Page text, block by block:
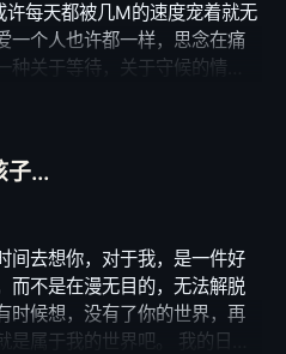
期待未知的Snowman。
每天都被几M的速度宠着就无
一个人也许都一样，思念在痛
种关于等待，关于守候的情
易征服我的内心。 入冬，一
我知道，除了她，除了那个我
个月我关掉了手机的来电显
自己的一份期待。 宝贝，为
圆梦糖果屋…
子...
间去想你，对于我，是一件好
而不是在漫无目的，无法解脱
时候想，没有了你的世界，再
属于我的世界吧。 我的日子